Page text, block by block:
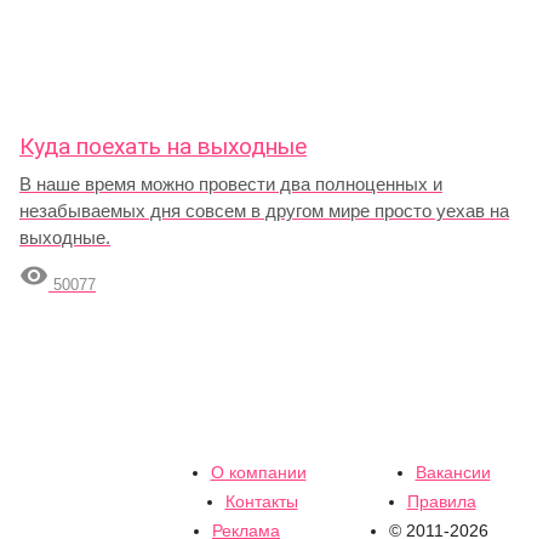
Куда поехать на выходные
В наше время можно провести два полноценных и
незабываемых дня совсем в другом мире просто уехав на
выходные.
 50077
О компании
Вакансии
Контакты
Правила
Реклама
© 2011-2026